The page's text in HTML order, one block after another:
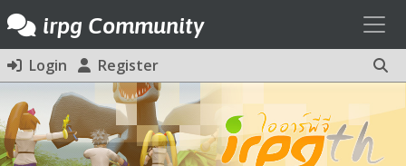
irpg Community
Login Register